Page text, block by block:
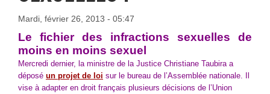
Mardi, février 26, 2013 - 05:47
Le fichier des infractions sexuelles de
moins en moins sexuel
Mercredi dernier, la ministre de la Justice Christiane Taubira a
déposé un projet de loi sur le bureau de l’Assemblée nationale. Il
vise à adapter en droit français plusieurs décisions de l’Union